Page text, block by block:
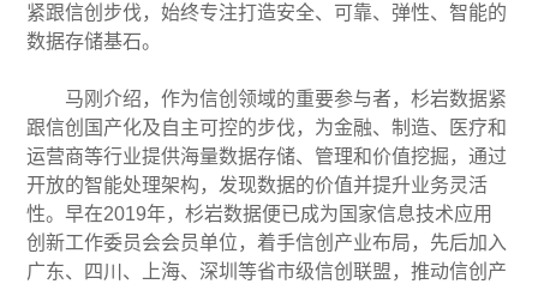
紧跟信创步伐，始终专注打造安全、可靠、弹性、智能的
数据存储基石。
马刚介绍，作为信创领域的重要参与者，杉岩数据紧
跟信创国产化及自主可控的步伐，为金融、制造、医疗和
运营商等行业提供海量数据存储、管理和价值挖掘，通过
开放的智能处理架构，发现数据的价值并提升业务灵活
性。早在2019年，杉岩数据便已成为国家信息技术应用
创新工作委员会会员单位，着手信创产业布局，先后加入
广东、四川、上海、深圳等省市级信创联盟，推动信创产